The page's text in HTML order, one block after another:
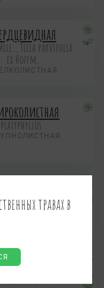
Tilia parvifolia
ex Hoffm.
сера L.травах в